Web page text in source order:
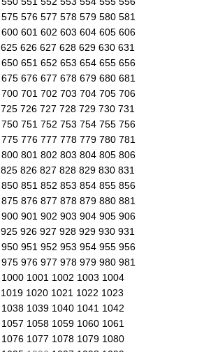
575 576 577 578 579 580 581
600 601 602 603 604 605 606
625 626 627 628 629 630 631
650 651 652 653 654 655 656
675 676 677 678 679 680 681
700 701 702 703 704 705 706
725 726 727 728 729 730 731
750 751 752 753 754 755 756
775 776 777 778 779 780 781
800 801 802 803 804 805 806
825 826 827 828 829 830 831
850 851 852 853 854 855 856
875 876 877 878 879 880 881
900 901 902 903 904 905 906
925 926 927 928 929 930 931
950 951 952 953 954 955 956
975 976 977 978 979 980 981
1000 1001 1002 1003 1004
1019 1020 1021 1022 1023
1038 1039 1040 1041 1042
1057 1058 1059 1060 1061
1076 1077 1078 1079 1080